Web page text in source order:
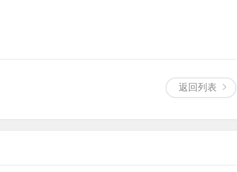
返回列表